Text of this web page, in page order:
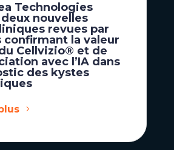
Technologies
nouvelles
revues par
confirmant la valeur
Cellvizio® et de
avec l’IA dans
des kystes